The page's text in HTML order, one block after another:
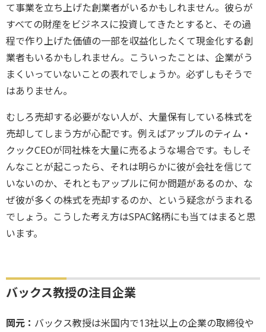
て事業を立ち上げた創業者がいるかもしれません。彼らが
すべての財産をビジネスに投資してきたとすると、その過
程で作り上げた価値の一部を収益化したくて現金化する創
業者もいるかもしれません。こういったことは、企業がう
まくいっていないことの表れでしょうか。必ずしもそうで
はありません。
むしろ売却する必要がない人が、大量保有している株式を
売却してしまう方が心配です。例えばアップルのティム・
クックCEOが同社株を大量に売るような場合です。もしそ
んなことが起こったら、それは明らかに彼が会社を信じて
いないのか、それともアップルに何か問題があるのか、な
ぜ彼が多くの株式を売却するのか、という疑念がうまれる
でしょう。こうした考え方はSPAC銘柄にも当てはまると思
います。
バックス教授の注目企業
岡元： バックス教授は米国内で13社以上の企業の取締役や